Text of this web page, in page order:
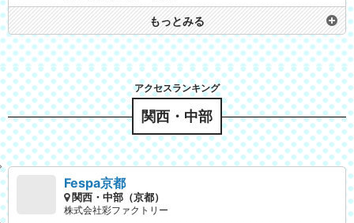
もっとみる
関西・中部
Fespa京都
関西・中部（京都）
株式会社彩ファクトリー